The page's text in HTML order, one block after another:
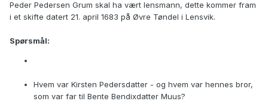
Peder Pedersen Grum skal ha vært lensmann, dette kommer fram
i et skifte datert 21. april 1683 på Øvre Tøndel i Lensvik.
Spørsmål:
Hvem var Kirsten Pedersdatter - og hvem var hennes bror,
som var far til Bente Bendixdatter Muus?